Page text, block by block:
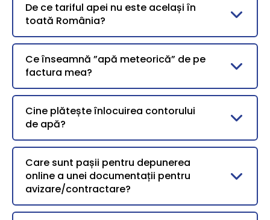
De ce tariful apei nu este același în
toată România?
Ce înseamnă ”apă meteorică” de pe
factura mea?
Cine plătește înlocuirea contorului
de apă?
Care sunt pașii pentru depunerea
online a unei documentații pentru
avizare/contractare?